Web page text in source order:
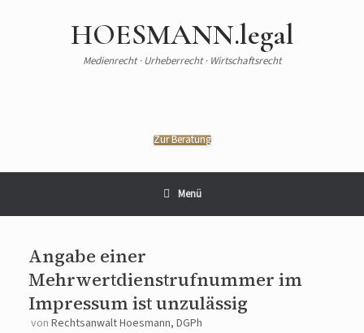
HOESMANN.legal
Medienrecht · Urheberrecht · Wirtschaftsrecht
Zur Beratung
Menü
Angabe einer
Mehrwertdienstrufnummer im
Impressum ist unzulässig
von Rechtsanwalt Hoesmann, DGPh